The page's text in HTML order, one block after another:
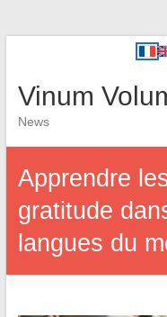
Vinum
News
Apprendre
gratitude
langues du